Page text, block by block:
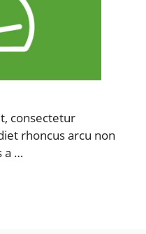
consectetur
rhoncus arcu non
a …